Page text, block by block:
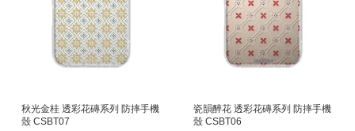
秋光金桂 透彩花磚系列 防摔手機
殼 CSBT07
瓷韻醉花 透彩花磚系列 防摔手機
殼 CSBT06